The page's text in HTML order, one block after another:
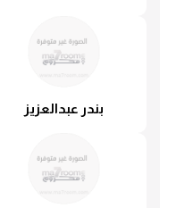
بندر عبدالعزيز